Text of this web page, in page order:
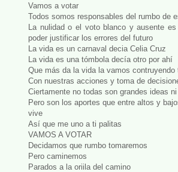
Vamos a votar
Todos somos responsables del rumbo de
La nulidad o el voto blanco y ausente
poder justificar los errores del futuro
La vida es un carnaval decia Celia Cruz
La vida es una tómbola decía otro por ahí
Que más da la vida la vamos contruyendo
Con nuestras acciones y toma de
Ciertamente no todas son grandes ideas
Pero son los aportes que entre altos y
vive
Así que me uno a ti palitas
VAMOS A VOTAR
Decidamos que rumbo tomaremos
Pero caminemos
Parados a la oriila del camino